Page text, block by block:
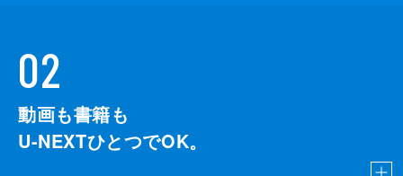
02
動画も書籍も
U-NEXTひとつでOK。